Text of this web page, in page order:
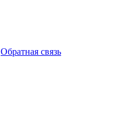
Обратная связь